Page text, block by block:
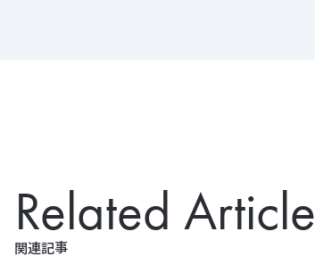
Related Article
関連記事